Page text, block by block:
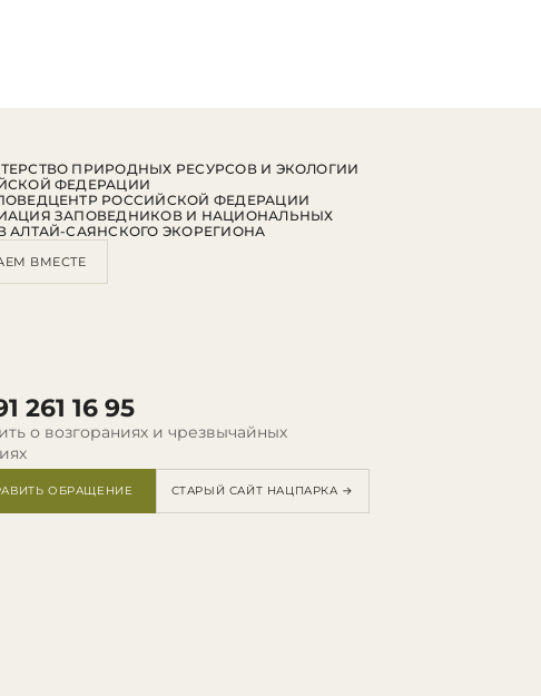
261 16 95
о возгораниях и чрезвычайных
ОБРАЩЕНИЕ СТАРЫЙ САЙТ НАЦПАРКА →
ПРИРОДНЫХ РЕСУРСОВ И ЭКОЛОГИИ
ФЕДЕРАЦИИ
РОССИЙСКОЙ ФЕДЕРАЦИИ
ЗАПОВЕДНИКОВ И НАЦИОНАЛЬНЫХ
АЛТАЙ-САЯНСКОГО ЭКОРЕГИОНА
ВМЕСТЕ